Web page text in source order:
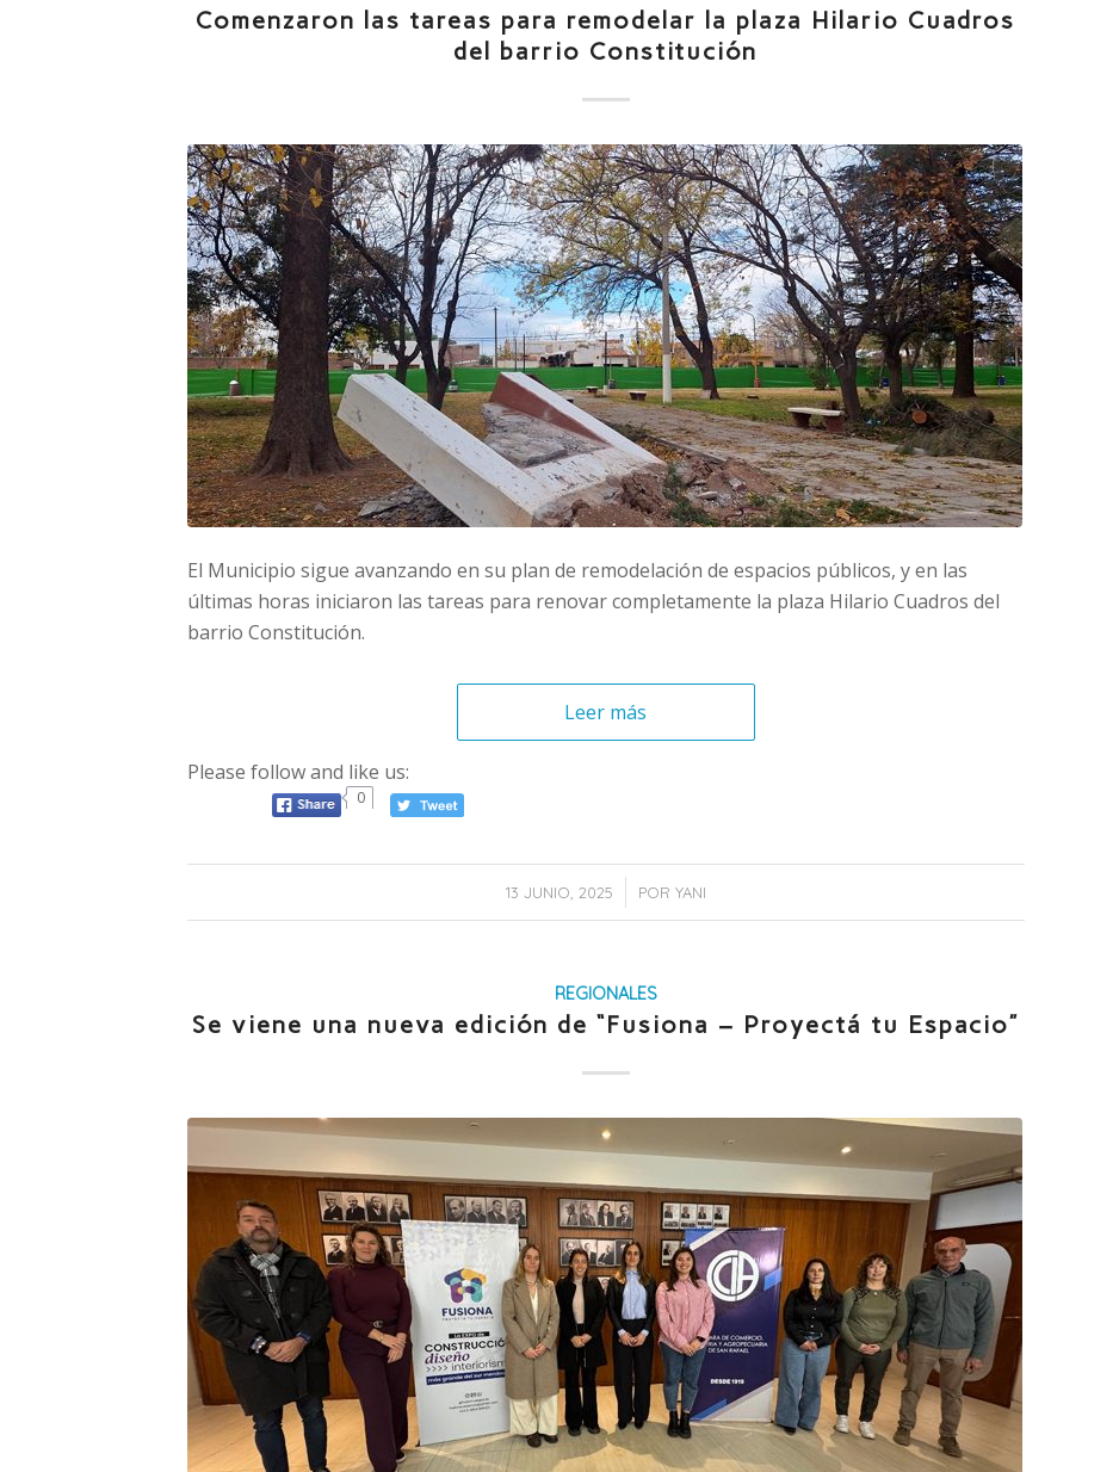
Comenzaron las tareas para remodelar la plaza Hilario Cuadros
del barrio Constitución
El Municipio sigue avanzando en su plan de remodelación de espacios públicos, y en las
últimas horas iniciaron las tareas para renovar completamente la plaza Hilario Cuadros del
barrio Constitución.
Leer más
Please follow and like us:
0
13 JUNIO, 2025
/ POR YANI
REGIONALES
Se viene una nueva edición de “Fusiona – Proyectá tu Espacio”